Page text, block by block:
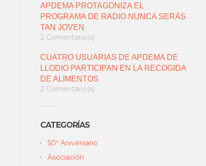
APDEMA PROTAGONIZA EL
PROGRAMA DE RADIO NUNCA SERÁS
TAN JOVEN
2 Comentario(s)
CUATRO USUARIAS DE APDEMA DE
LLODIO PARTICIPAN EN LA RECOGIDA
DE ALIMENTOS
2 Comentario(s)
CATEGORÍAS
50º Aniversario
Asociación